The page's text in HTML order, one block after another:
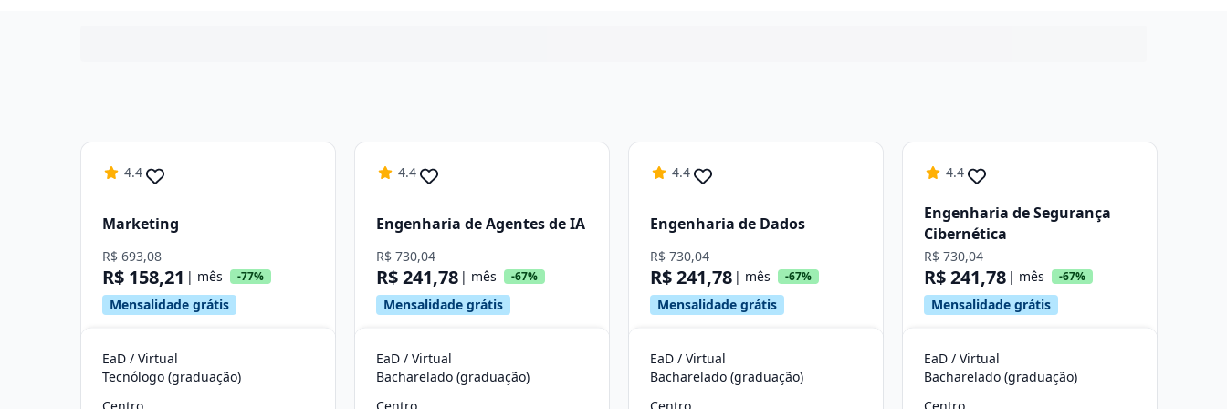
4.4
Marketing
R$ 693,08
R$ 158,21 | mês -77%
Mensalidade grátis
EaD / Virtual
Tecnólogo (graduação)
4.4
Engenharia de Agentes de IA
R$ 730,04
R$ 241,78 | mês -67%
Mensalidade grátis
EaD / Virtual
Bacharelado (graduação)
4.4
Engenharia de Dados
R$ 730,04
R$ 241,78 | mês -67%
Mensalidade grátis
EaD / Virtual
Bacharelado (graduação)
4.4
Engenharia de Segurança
Cibernética
R$ 730,04
R$ 241,78 | mês -67%
Mensalidade grátis
EaD / Virtual
Bacharelado (graduação)